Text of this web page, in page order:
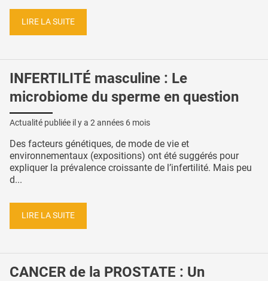
LIRE LA SUITE
INFERTILITÉ masculine : Le
microbiome du sperme en question
Actualité publiée il y a 2 années 6 mois
Des facteurs génétiques, de mode de vie et
environnementaux (expositions) ont été suggérés pour
expliquer la prévalence croissante de l’infertilité. Mais peu
d...
LIRE LA SUITE
CANCER de la PROSTATE : Un